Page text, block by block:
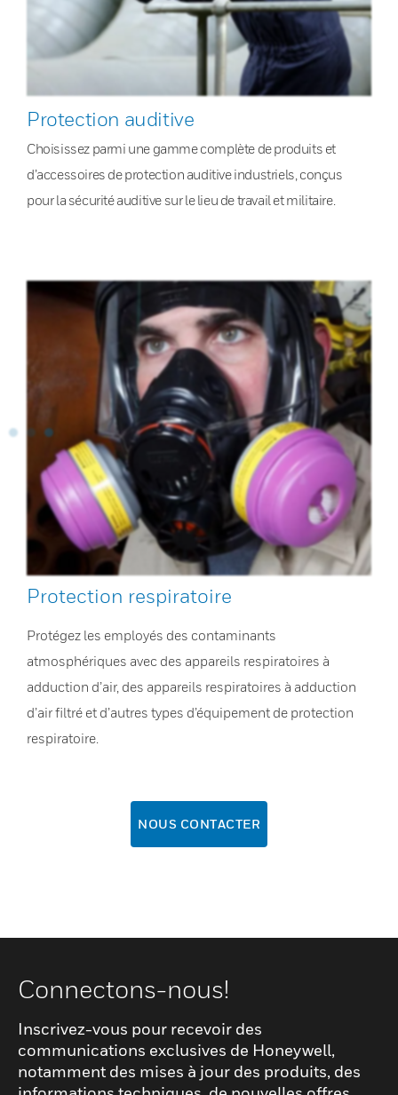
Protection auditive
Choisissez parmi une gamme complète de produits et
d’accessoires de protection auditive industriels, conçus
pour la sécurité auditive sur le lieu de travail et militaire.
Protection respiratoire
Protégez les employés des contaminants
atmosphériques avec des appareils respiratoires à
adduction d’air, des appareils respiratoires à adduction
d’air filtré et d’autres types d’équipement de protection
respiratoire.
NOUS CONTACTER
Connectons-nous!
Inscrivez-vous pour recevoir des
communications exclusives de Honeywell,
notamment des mises à jour des produits, des